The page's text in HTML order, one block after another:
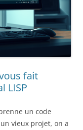
fait
LISP
un code
vieux projet, on a